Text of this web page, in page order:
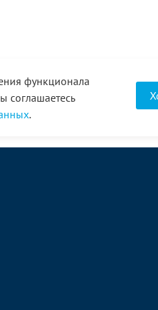
функционала
соглашаетесь
.